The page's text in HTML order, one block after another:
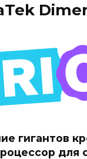
гигантов
для